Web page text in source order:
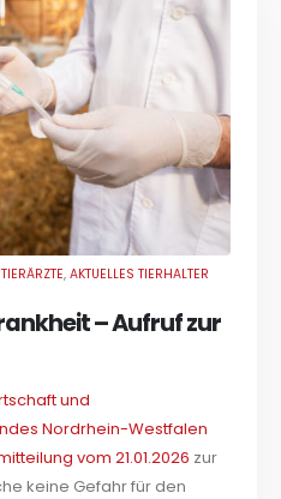
,AKTUELLES TIERHALTER
– Aufruf zur
und
Nordrhein-Westfalen
vom 21.01.2026 zur
keine Gefahr für den